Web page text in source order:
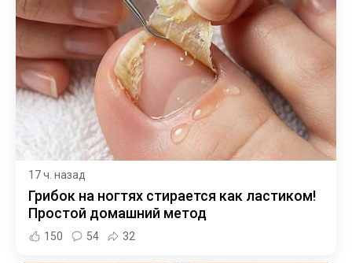
17 ч. назад
Грибок на ногтях стирается как ластиком!
Простой домашний метод
150 54 32